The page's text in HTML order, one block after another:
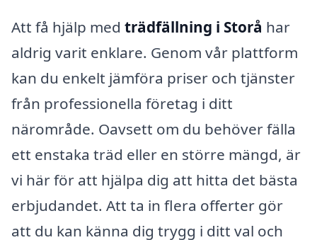
Att få hjälp med trädfällning i Storå har
aldrig varit enklare. Genom vår plattform
kan du enkelt jämföra priser och tjänster
från professionella företag i ditt
närområde. Oavsett om du behöver fälla
ett enstaka träd eller en större mängd, är
vi här för att hjälpa dig att hitta det bästa
erbjudandet. Att ta in flera offerter gör
att du kan känna dig trygg i ditt val och